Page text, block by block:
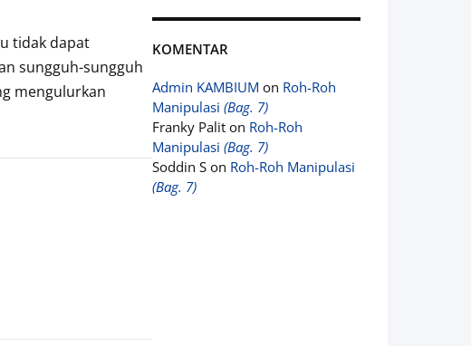
tidak dapat
sungguh-sungguh
mengulurkan
KOMENTAR
Admin KAMBIUM on Roh-Roh
Manipulasi (Bag. 7)
Franky Palit on Roh-Roh
Manipulasi (Bag. 7)
Soddin S on Roh-Roh Manipulasi
(Bag. 7)